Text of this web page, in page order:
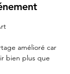
amélioré car
bien plus que